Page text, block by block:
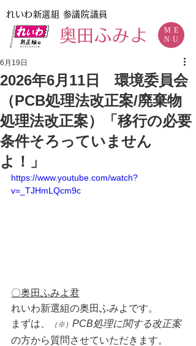
れいわ新選組 参議院議員
​奥田ふみよ
ME
NU
2026年6月11日 環境委員会
（PCB処理法改正案/廃棄物
処理法改正案）「移行の必要
条件そろっていません
よ！」
6月19日
https://www.youtube.com/watch?
v=_TJHmLQcm9c
〇奥田ふみよ君
れいわ新選組の奥田ふみよです。
まずは、
（※） PCB処理に関する改正案
の方から質問させていただきます。